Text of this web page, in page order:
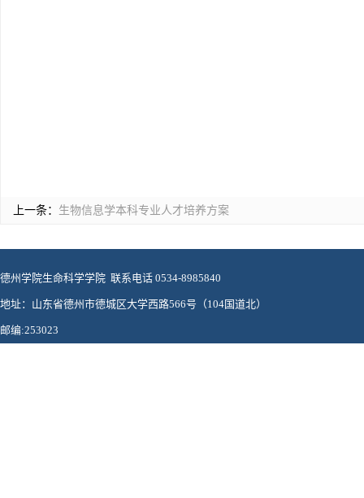
上一条： 生物信息学本科专业人才培养方案
德州学院生命科学学院 联系电话 0534-8985840
地址：山东省德州市德城区大学西路566号（104国道北）
邮编:253023